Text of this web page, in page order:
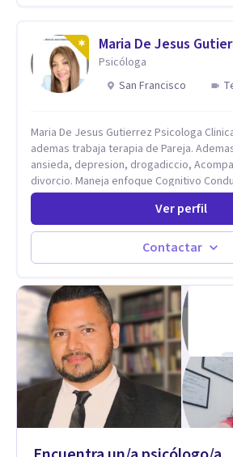
para ayudarte a recuperar tu bienestar
Individual, de Pareja y Familiar:
seres queridos para fortalecer las
dinámica familiar. Evaluaciones
Terapia de exposición Terapia de juego
Tratamiento de Traumas y Trastornos
Postraumático: Ofrecemos apoyo
a superar experiencias traumáticas y
vida. Tratamiento de Adicciones.
Maria De Jesus
Psicóloga
San Francisco
Maria De Jesus Gutierrez Psicologa Clinica y Sexologa,
ademas trabaja terapia de Pareja.
ansieda, depresion, drogadiccio, Acompa{amiento en
divorcio. Maneja enfoque Cognitivo
de experiencia, constantemente
diferntes areas de la Salud Mental.
Ver perfil
Contactar